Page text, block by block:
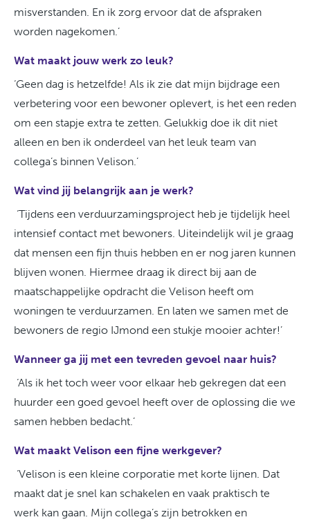
misverstanden. En ik zorg ervoor dat de afspraken
worden nagekomen.’
Wat maakt jouw werk zo leuk?
‘Geen dag is hetzelfde! Als ik zie dat mijn bijdrage een
verbetering voor een bewoner oplevert, is het een reden
om een stapje extra te zetten. Gelukkig doe ik dit niet
alleen en ben ik onderdeel van het leuk team van
collega’s binnen Velison.’
Wat vind jij belangrijk aan je werk?
‘Tijdens een verduurzamingsproject heb je tijdelijk heel
intensief contact met bewoners. Uiteindelijk wil je graag
dat mensen een fijn thuis hebben en er nog jaren kunnen
blijven wonen. Hiermee draag ik direct bij aan de
maatschappelijke opdracht die Velison heeft om
woningen te verduurzamen. En laten we samen met de
bewoners de regio IJmond een stukje mooier achter!’
Wanneer ga jij met een tevreden gevoel naar huis?
‘Als ik het toch weer voor elkaar heb gekregen dat een
huurder een goed gevoel heeft over de oplossing die we
samen hebben bedacht.’
Wat maakt Velison een fijne werkgever?
‘Velison is een kleine corporatie met korte lijnen. Dat
maakt dat je snel kan schakelen en vaak praktisch te
werk kan gaan. Mijn collega’s zijn betrokken en